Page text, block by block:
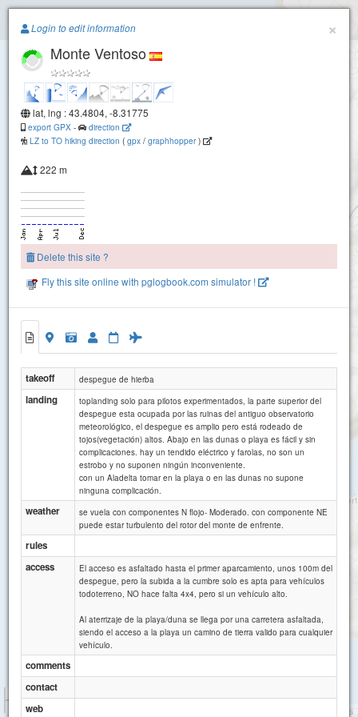
Paragliding.Earth
Monte Ventoso
+
−
1 km
3000 ft
Attributions
×
Login to edit information
Monte Ventoso
lat, lng : 43.4804, -8.31775
export GPX -
direction
LZ to TO hiking direction ( gpx / graphhopper)
222 m
Delete this site ?
Fly this site online with pglogbook.com simulator !
takeoff despegue de hierba
landing
toplanding solo para pilotos experimentados, la parte superior del
despegue esta ocupada por las ruinas del antiguo observatorio
meteorológico, el despegue es amplio pero está rodeado de
tojos(vegetación) altos. Abajo en las dunas o playa es fácil y sin
complicaciones. hay un tendido eléctrico y farolas, no son un
estrobo y no suponen ningún inconveniente.
con un Aladelta tomar en la playa o en las dunas no supone
ninguna complicación.
weather
se vuela con componentes N flojo- Moderado. con componente NE
puede estar turbulento del rotor del monte de enfrente.
rules
access
El acceso es asfaltado hasta el primer aparcamiento, unos 100m del
despegue, pero la subida a la cumbre solo es apta para vehículos
todoterreno, NO hace falta 4x4, pero si un vehículo alto.
Al aterrizaje de la playa/duna se llega por una carretera asfaltada,
siendo el acceso a la playa un camino de tierra valido para cualquier
vehículo.
comments
contact
web